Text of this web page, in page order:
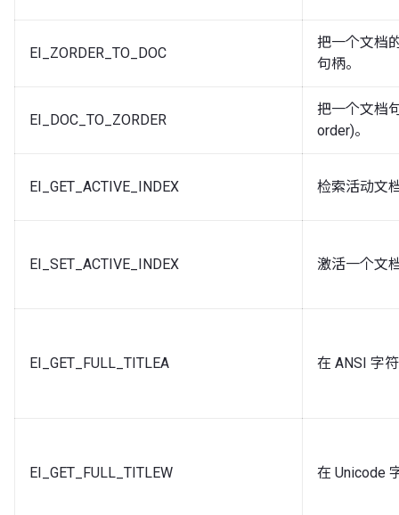
EI_ZORDER_TO_DOC
把一个文档
句柄。
EI_DOC_TO_ZORDER
把一个文档
order)。
EI_GET_ACTIVE_INDEX 检索活动文
EI_SET_ACTIVE_INDEX 激活一个文
EI_GET_FULL_TITLEA 在 ANSI 字
EI_GET_FULL_TITLEW 在 Unicode